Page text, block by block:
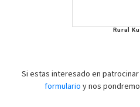
Rural
Si estas interesado en
formulario y nos